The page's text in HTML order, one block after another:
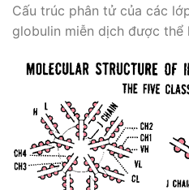
Cấu trúc phân tử của các
globulin miễn dịch được thể